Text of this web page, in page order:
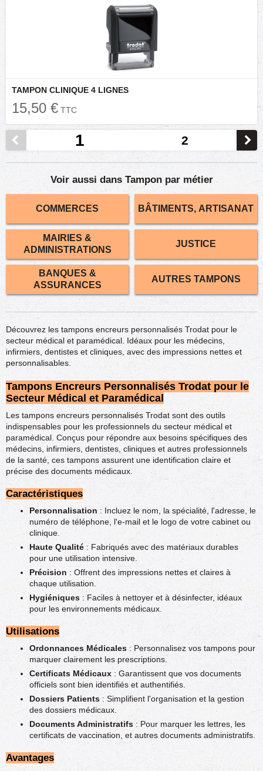
TAMPON CLINIQUE 4 LIGNES
15,50 € TTC
1 2
Voir aussi dans Tampon par métier
COMMERCES BÂTIMENTS, ARTISANAT
MAIRIES &
ADMINISTRATIONS
JUSTICE
BANQUES &
ASSURANCES
AUTRES TAMPONS
Découvrez les tampons encreurs personnalisés Trodat pour le
secteur médical et paramédical. Idéaux pour les médecins,
infirmiers, dentistes et cliniques, avec des impressions nettes et
personnalisables.
Tampons Encreurs Personnalisés Trodat pour le
Secteur Médical et Paramédical
Les tampons encreurs personnalisés Trodat sont des outils
indispensables pour les professionnels du secteur médical et
paramédical. Conçus pour répondre aux besoins spécifiques des
médecins, infirmiers, dentistes, cliniques et autres professionnels
de la santé, ces tampons assurent une identification claire et
précise des documents médicaux.
Caractéristiques
Personnalisation : Incluez le nom, la spécialité, l'adresse, le
numéro de téléphone, l'e-mail et le logo de votre cabinet ou
clinique.
Haute Qualité : Fabriqués avec des matériaux durables
pour une utilisation intensive.
Précision : Offrent des impressions nettes et claires à
chaque utilisation.
Hygiéniques : Faciles à nettoyer et à désinfecter, idéaux
pour les environnements médicaux.
Utilisations
Ordonnances Médicales : Personnalisez vos tampons pour
marquer clairement les prescriptions.
Certificats Médicaux : Garantissent que vos documents
officiels sont bien identifiés et authentifiés.
Dossiers Patients : Simplifient l'organisation et la gestion
des dossiers médicaux.
Documents Administratifs : Pour marquer les lettres, les
certificats de vaccination, et autres documents administratifs.
Avantages